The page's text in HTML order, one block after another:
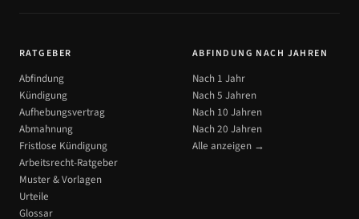
RATGEBER
Abfindung
Kündigung
Aufhebungsvertrag
Abmahnung
Fristlose Kündigung
Arbeitsrecht-Ratgeber
Muster & Vorlagen
Urteile
Glossar
ABFINDUNG NACH JAHREN
Nach 1 Jahr
Nach 5 Jahren
Nach 10 Jahren
Nach 20 Jahren
Alle anzeigen →